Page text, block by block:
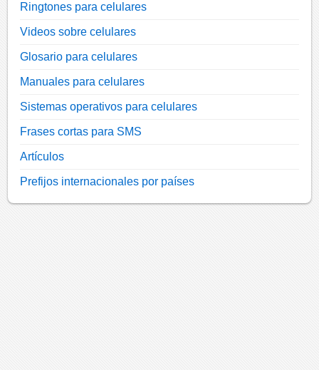
Ringtones para celulares
Videos sobre celulares
Glosario para celulares
Manuales para celulares
Sistemas operativos para celulares
Frases cortas para SMS
Artículos
Prefijos internacionales por países